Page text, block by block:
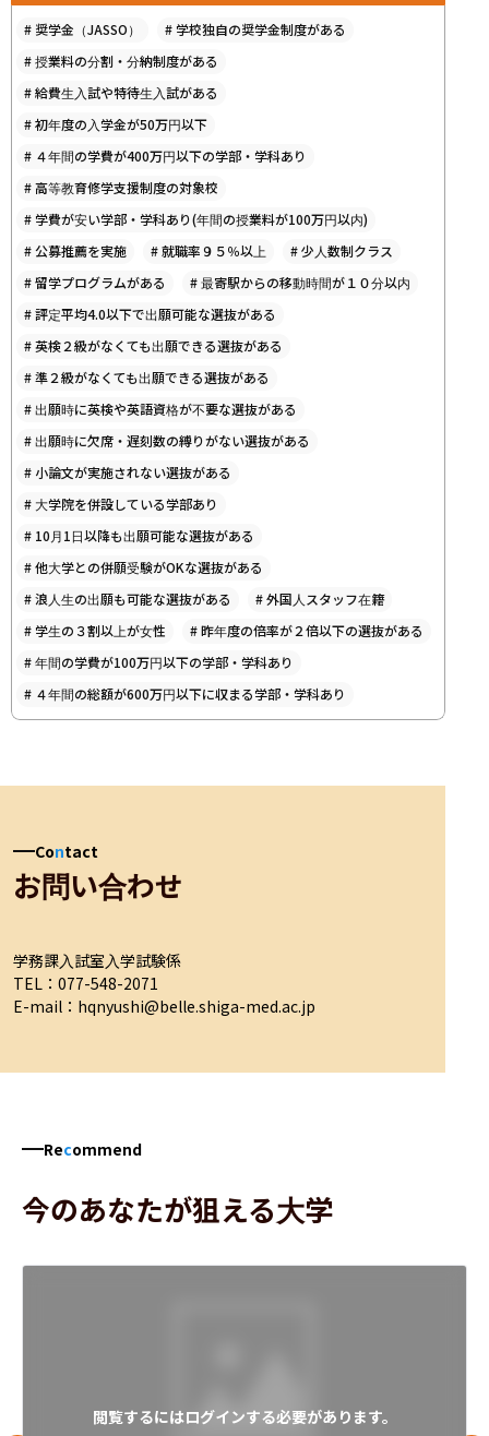
# 奨学金（JASSO） # 学校独自の奨学金制度がある
#授業料の分割・分納制度がある
#給費生入試や特待生入試がある
#初年度の入学金が50万円以下
# ４年間の学費が400万円以下の学部・学科あり
#高等教育修学支援制度の対象校
# 学費が安い学部・学科あり(年間の授業料が100万円以内)
#公募推薦を実施 #就職率９５％以上 #少人数制クラス
#留学プログラムがある #最寄駅からの移動時間が１０分以内
#評定平均4.0以下で出願可能な選抜がある
#英検２級がなくても出願できる選抜がある
#準２級がなくても出願できる選抜がある
#出願時に英検や英語資格が不要な選抜がある
#出願時に欠席・遅刻数の縛りがない選抜がある
# 小論文が実施されない選抜がある
#大学院を併設している学部あり
# 10月1日以降も出願可能な選抜がある
#他大学との併願受験がOKな選抜がある
#浪人生の出願も可能な選抜がある #外国人スタッフ在籍
# 学生の３割以上が女性 #昨年度の倍率が２倍以下の選抜がある
#年間の学費が100万円以下の学部・学科あり
# ４年間の総額が600万円以下に収まる学部・学科あり
Contact
お問い合わせ
学務課入試室入学試験係
TEL：077-548-2071
E-mail：hqnyushi@belle.shiga-med.ac.jp
Recommend
今のあなたが狙える大学
閲覧するにはログインする必要があります。